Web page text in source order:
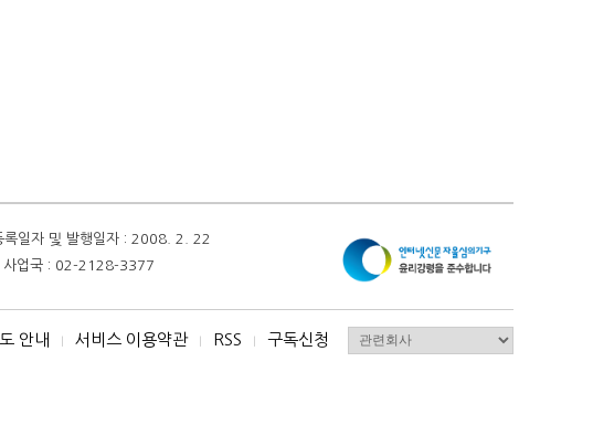
록일자 및 발행일자 : 2008. 2. 22
사업국 : 02-2128-3377
안내 I 서비스 이용약관 I RSS I 구독신청